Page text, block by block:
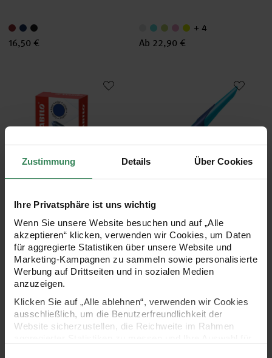
Zustimmung Details Über Cookies
Ihre Privatsphäre ist uns wichtig
Wenn Sie unsere Website besuchen und auf „Alle
akzeptieren“ klicken, verwenden wir Cookies, um Daten
für aggregierte Statistiken über unsere Website und
Marketing-Kampagnen zu sammeln sowie personalisierte
Werbung auf Drittseiten und in sozialen Medien
anzuzeigen.
Klicken Sie auf „Alle ablehnen“, verwenden wir Cookies
ausschließlich, um die Benutzerfreundlichkeit der
Website sicherzustellen, die Reichweite im Rahmen
16,50 €
+ 4
Ab 22,90 €
Stabilo Tintenpatronen Blau
Hersteller:
STABILO
Stabilo Tintenpatronen Blau
6 Stück
1,49 €
Easybird Patronenfüller für
Hersteller:
STABILO
Easybird Patronenfüller für
Rechtshänder
20,99 €
Easybird Patronenfüller für LinkshänderEasybuddy Patronenfüller mit